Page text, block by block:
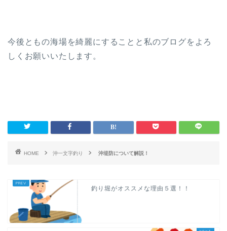
今後ともの海場を綺麗にすることと私のブログをよろ
しくお願いいたします。
HOME 沖一文字釣り 沖堤防について解説！
釣り堀がオススメな理由５選！！